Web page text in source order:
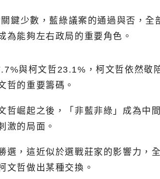
鍵少數，藍綠議案的通過與否，全
能夠左右政局的重要角色。
與柯文哲23.1%，柯文哲依然敬
哲的重要籌碼。
哲崛起之後，「非藍非綠」成為中
激的局面。
，這近似於選戰莊家的影響力，
文哲做出某種交換。